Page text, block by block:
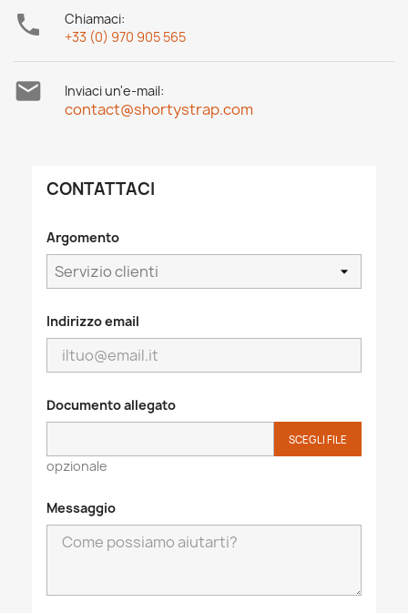

Chiamaci:
+33 (0) 970 905 565
 Inviaci un'e-mail:
contact@shortystrap.com
CONTATTACI
Argomento
Indirizzo email
Documento allegato
SCEGLI FILE
opzionale
Messaggio